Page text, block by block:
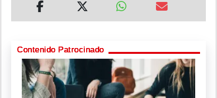
Contenido Patrocinado